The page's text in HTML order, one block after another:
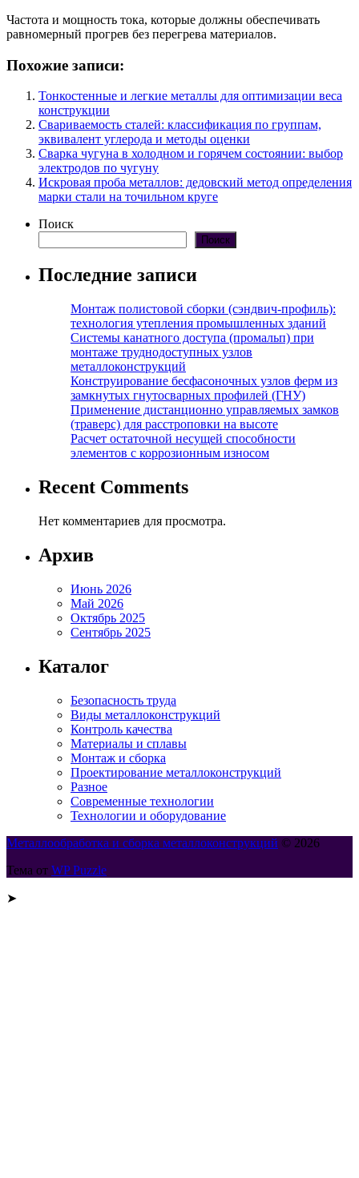
Частота и мощность тока, которые должны обеспечивать
равномерный прогрев без перегрева материалов.
Похожие записи:
Тонкостенные и легкие металлы для оптимизации веса
конструкции
Свариваемость сталей: классификация по группам,
эквивалент углерода и методы оценки
Сварка чугуна в холодном и горячем состоянии: выбор
электродов по чугуну
Искровая проба металлов: дедовский метод определения
марки стали на точильном круге
Поиск
Поиск
Последние записи
Монтаж полистовой сборки (сэндвич-профиль):
технология утепления промышленных зданий
Системы канатного доступа (промальп) при
монтаже труднодоступных узлов
металлоконструкций
Конструирование бесфасоночных узлов ферм из
замкнутых гнутосварных профилей (ГНУ)
Применение дистанционно управляемых замков
(траверс) для расстроповки на высоте
Расчет остаточной несущей способности
элементов с коррозионным износом
Recent Comments
Нет комментариев для просмотра.
Архив
Июнь 2026
Май 2026
Октябрь 2025
Сентябрь 2025
Каталог
Безопасность труда
Виды металлоконструкций
Контроль качества
Материалы и сплавы
Монтаж и сборка
Проектирование металлоконструкций
Разное
Современные технологии
Технологии и оборудование
Металлообработка и сборка металлоконструкций © 2026
Тема от WP Puzzle
➤